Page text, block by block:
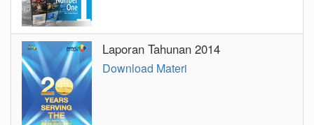
Laporan Tahunan 2014
Download Materi